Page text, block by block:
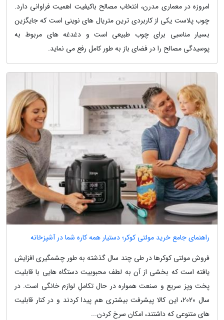
امروزه در معماری مدرن، انتخاب مصالح باکیفیت اهمیت فراوانی دارد.
چوب پلاست یکی از کاربردی ترین متریال های نوینی است که جایگزین
بسیار مناسبی برای چوب طبیعی است و دغدغه های مربوط به
پوسیدگی مصالح را در فضای باز به طور کامل رفع می نماید.
راهنمای جامع خرید مولتی کوکر؛ دستیار همه کاره شما در آشپزخانه
فروش مولتی کوکرها در طی چند سال گذشته به طور چشمگیری افزایش
یافته است که بخشی از آن به لطف محبوبیت دستگاه هایی با قابلیت
پخت وپز سریع و صنعت همواره در حال تکاملِ لوازم خانگی است. در
سال 2020، این کالا پیشرفت بیشتری هم پیدا کردند و در کنار قابلیت
های متنوعی که داشتند، امکان سرخ کردن...